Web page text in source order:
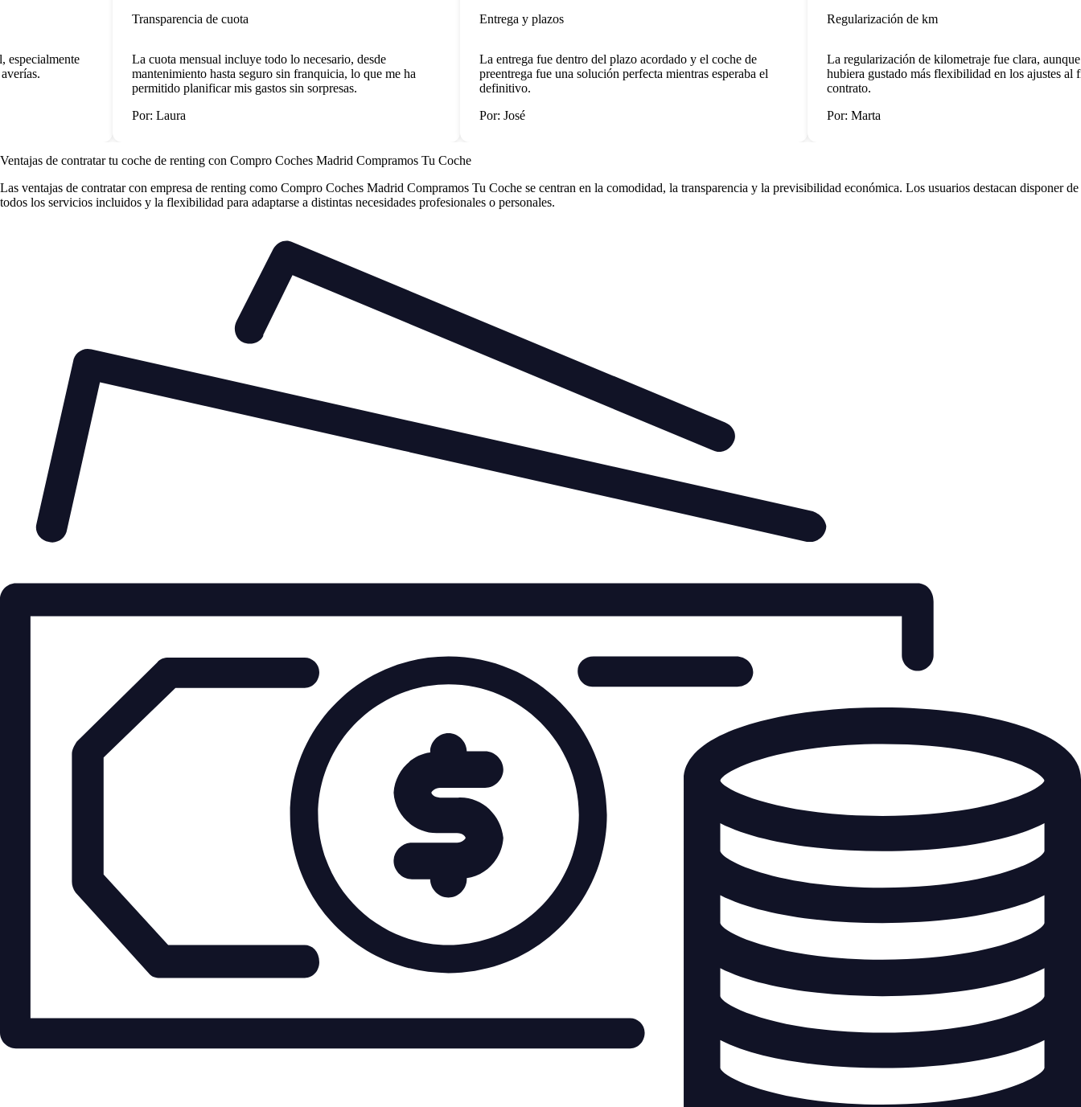
Transparencia de cuota
La cuota mensual incluye todo lo necesario, desde
mantenimiento hasta seguro sin franquicia, lo que me ha
permitido planificar mis gastos sin sorpresas.
Por: Laura
Entrega y plazos
La entrega fue dentro del plazo acordado y el coche de
preentrega fue una solución perfecta mientras esperaba el
definitivo.
Por: José
Regularización de km
La regularización de kilometraje fue clara, aunque
hubiera gustado más flexibilidad en los ajustes al
contrato.
Por: Marta
Ventajas de contratar tu coche de renting con Compro Coches Madrid Compramos Tu Coche
Las ventajas de contratar con empresa de renting como Compro Coches Madrid Compramos Tu Coche se centran en la comodidad, la transparencia y la previsibilidad económica. Los usuarios destacan disponer de
todos los servicios incluidos y la flexibilidad para adaptarse a distintas necesidades profesionales o personales.